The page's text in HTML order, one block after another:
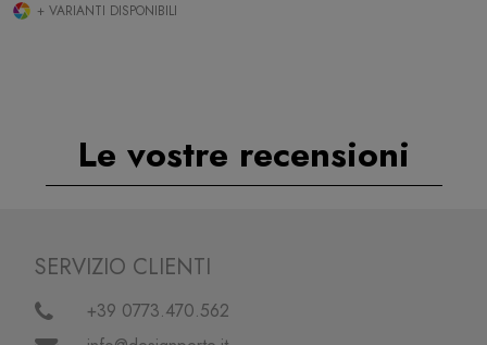
+ VARIANTI DISPONIBILI
Le vostre recensioni
SERVIZIO CLIENTI
+39 0773.470.562